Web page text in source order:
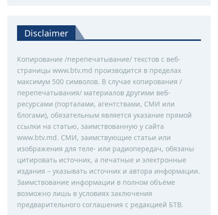
Disclaimer
Копирование /перепечатывание/ текстов с веб-
страницы www.btv.md производится в пределах
максимум 500 символов. В случае копирования /
перепечатывания/ материалов другими веб-
ресурсами (порталами, агентствами, СМИ или
блогами), обязательным является указание прямой
ссылки на статью, заимствованную у сайта
www.btv.md. СМИ, заимствующие статьи или
изображения для теле- или радиопередач, обязаны
цитировать источник, а печатные и электронные
издания – указывать источник и автора информации.
Заимствование информации в полном объёме
возможно лишь в условиях заключения
предварительного соглашения с редакцией БТВ.